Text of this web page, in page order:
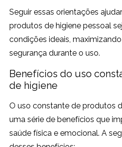
Seguir essas orientações
produtos de higiene pessoal
condições ideais,
segurança durante o uso.
Benefícios do uso
de higiene
O uso constante de produtos
uma série de benefícios que
saúde física e emocional. A